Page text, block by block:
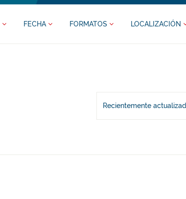
FECHA FORMATOS LOCALIZACIÓN
Recientemente